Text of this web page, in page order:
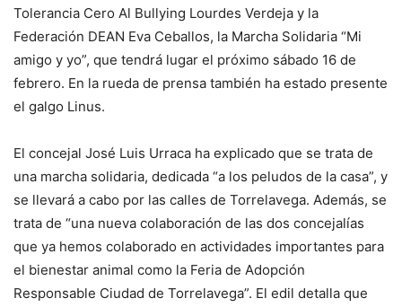
Tolerancia Cero Al Bullying Lourdes Verdeja y la
Federación DEAN Eva Ceballos, la Marcha Solidaria “Mi
amigo y yo”, que tendrá lugar el próximo sábado 16 de
febrero. En la rueda de prensa también ha estado presente
el galgo Linus.
El concejal José Luis Urraca ha explicado que se trata de
una marcha solidaria, dedicada “a los peludos de la casa”, y
se llevará a cabo por las calles de Torrelavega. Además, se
trata de “una nueva colaboración de las dos concejalías
que ya hemos colaborado en actividades importantes para
el bienestar animal como la Feria de Adopción
Responsable Ciudad de Torrelavega”. El edil detalla que